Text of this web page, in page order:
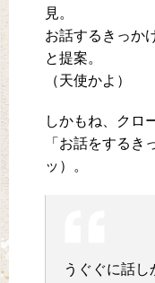
見。
お話するきっか
と提案。
（天使かよ）
しかもね、クロ
「お話をするき
ッ）。
うぐぐに話